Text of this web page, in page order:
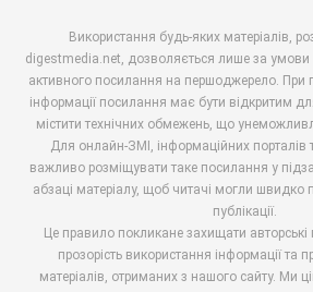
Використання будь-яких матеріалів,
digestmedia.net, дозволяється лише за умови
активного посилання на першоджерело. При
інформації посилання має бути відкритим
містити технічних обмежень, що
Для онлайн-ЗМІ, інформаційних порталів
важливо розміщувати таке посилання у
абзаці матеріалу, щоб читачі могли швидко
публікації.
Це правило покликане захищати авторські
прозорість використання інформації та
матеріалів, отриманих з нашого сайту. Ми